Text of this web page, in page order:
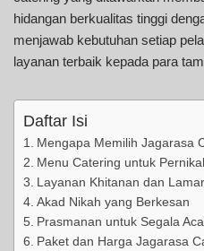
hidangan berkualitas tinggi
menjawab kebutuhan setiap
layanan terbaik kepada para
Daftar Isi
Mengapa Memilih Jagarasa
Menu Catering untuk
Layanan Khitanan dan
Akad Nikah yang Berkesan
Prasmanan untuk Segala
Paket dan Harga Jagarasa